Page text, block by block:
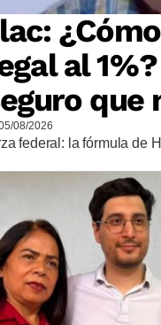
al
que
08/2026
federal: la fórmula de